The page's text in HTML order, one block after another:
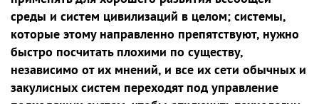
среды и систем цивилизаций в целом; системы,
которые этому направленно препятствуют, нужно
быстро посчитать плохими по существу,
независимо от их мнений, и все их сети обычных и
закулисных систем переходят под управление